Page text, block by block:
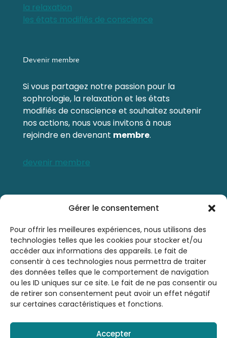
Gérer le consentement
Pour offrir les meilleures expériences, nous utilisons des
technologies telles que les cookies pour stocker et/ou
accéder aux informations des appareils. Le fait de
consentir à ces technologies nous permettra de traiter
des données telles que le comportement de navigation
ou les ID uniques sur ce site. Le fait de ne pas consentir ou
de retirer son consentement peut avoir un effet négatif
sur certaines caractéristiques et fonctions.
Accepter
la relaxation
les états modifiés de conscience
Devenir membre
Si vous partagez notre passion pour la
sophrologie, la relaxation et les états
modifiés de conscience et souhaitez soutenir
nos actions, nous vous invitons à nous
rejoindre en devenant membre.
devenir membre
Contactez-nous
0476 21 76 46
sbsrinfo@gmail.com